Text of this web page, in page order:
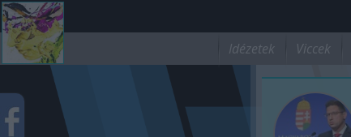
Idézetek Viccek